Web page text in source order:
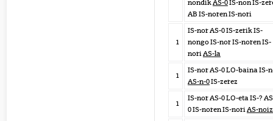
nondikAS-0IS-non IS-
AB IS-noren IS-nori
1
IS-nor AS-0 IS-zerik IS-
nongo IS-nor IS-noren IS-
noriAS-la
1
IS-nor AS-0 LO-baina IS-
AS-n-0IS-zerez
1
IS-nor AS-0 LO-eta IS-?
0 IS-noren IS-noriAS-noiz